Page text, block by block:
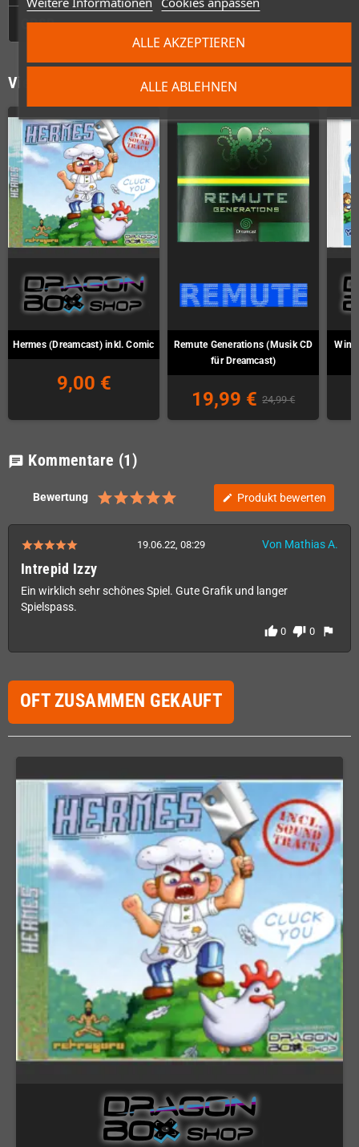
ALLE ABLEHNEN
ALLE AKZEPTIEREN
GPSR
Vielleicht wäre das auch was für Dich
Hermes (Dreamcast) inkl. Comic
9,00 €
Remute Generations (Musik CD
für Dreamcast)
19,99 € 24,99 €
chat Kommentare (1)
Bewertung edit Produkt bewerten
19.06.22, 08:29 Von Mathias A.
Intrepid Izzy
Ein wirklich sehr schönes Spiel. Gute Grafik und langer
Spielspass.
thumb_up 0 thumb_down 0 flag
OFT ZUSAMMEN GEKAUFT